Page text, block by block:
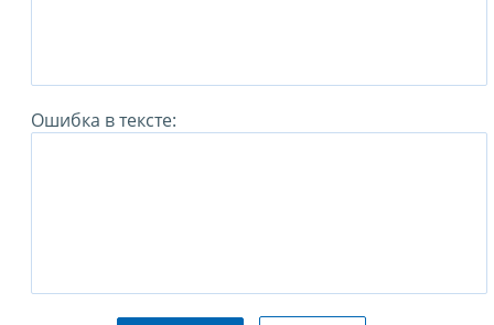
Ошибка в тексте: